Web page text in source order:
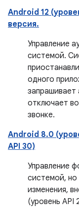
Android 12
версия.
Управление
системой.
одного
отключает
звонке.
Android 8.0
API 30)
Управление
системой, но
изменения,
(уровень API